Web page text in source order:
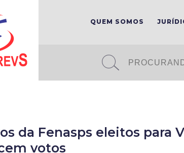
QUEM SOMOS
da Fenasps eleitos para
votos